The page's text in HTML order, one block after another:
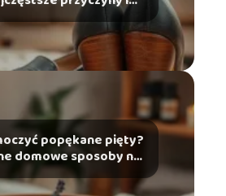
rozwiązania
popękane pięty?
domowe sposoby na
ulgę